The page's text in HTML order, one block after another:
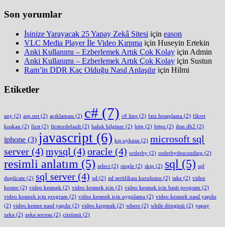
Son yorumlar
İşinize Yarayacak 25 Yapay Zekâ Sitesi için eason
VLC Media Player İle Video Kırpma için Huseyin Ertekin
Anki Kullanımı – Ezberlemek Artık Çok Kolay için Admin
Anki Kullanımı – Ezberlemek Artık Çok Kolay için Sustun
Ram’in DDR Kaç Olduğu Nasıl Anlaşılıriçin Hilmi
Etiketler
any (2) asp.net (2) açıklaması (2) c# (7) c# linq (2) faiz hesaplama (2) fikret
kuşkan (2) first (2) firstordefault (2) haluk bilginer (2) http (2) https (2) ibm db2 (2)
iphone (3) javascript (6) kış uykusu (2) microsoft sql
server (4) mysql (4) oracle (4) orderby (2) orderbydescending (2)
resimli anlatım (5) select (2) single (2) skip (2) sql (5) sql
duplicate (2) sql server (4) ssl (2) ssl sertifikası kurulumu (2) take (2) video
kesme (2) video kesmek (2) video kesmek için (2) video kesmek için basit program (2)
video kesmek için program (2) video kesmek için uygulama (2) video kesmek nasıl yapılır
(2) video kesme nasıl yapılır (2) video kırpmak (2) where (2) while döngüsü (2) yapay
zeka (2) zeka sorusu (2) çözümü (2)